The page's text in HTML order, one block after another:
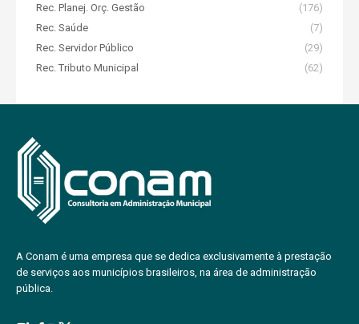
Rec. Planej. Orç. Gestão
(176)
Rec. Saúde
(7)
Rec. Servidor Público
(29)
Rec. Tributo Municipal
(62)
A Conam é uma empresa que se dedica exclusivamente à prestação
de serviços aos municípios brasileiros, na área de administração
pública.